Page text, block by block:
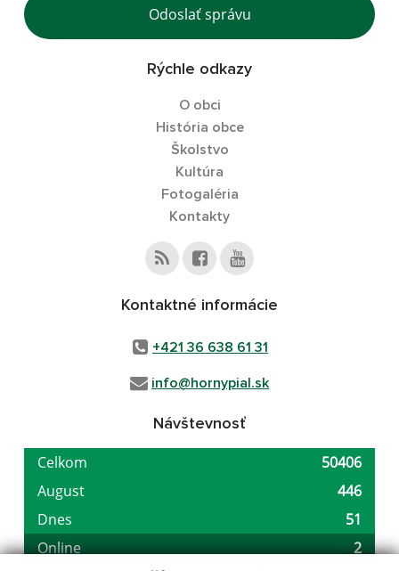
Odoslať správu
Rýchle odkazy
O obci
História obce
Školstvo
Kultúra
Fotogaléria
Kontakty
Kontaktné informácie
+421 36 638 61 31
info@hornypial.sk
Návštevnosť